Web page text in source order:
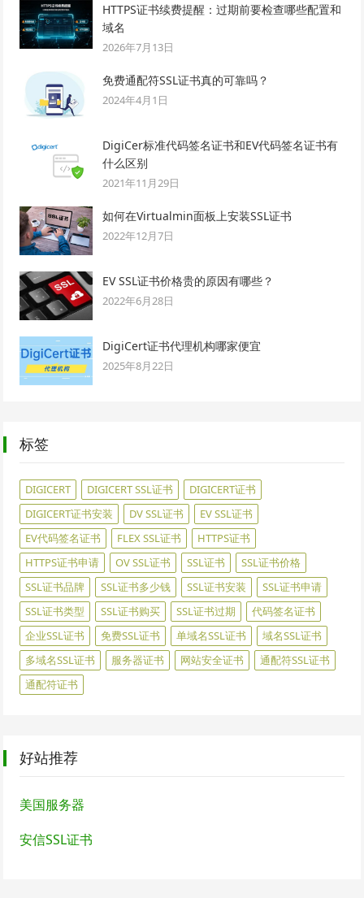
HTTPS证书续费提醒：过期前要检查哪些配置和
域名
2026年7月13日
免费通配符SSL证书真的可靠吗？
2024年4月1日
DigiCer标准代码签名证书和EV代码签名证书有
什么区别
2021年11月29日
如何在Virtualmin面板上安装SSL证书
2022年12月7日
EV SSL证书价格贵的原因有哪些？
2022年6月28日
DigiCert证书代理机构哪家便宜
2025年8月22日
标签
DIGICERT DIGICERT SSL证书
DIGICERT证书
DIGICERT证书安装
DV SSL证书
EV SSL证书
EV代码签名证书
FLEX SSL证书
HTTPS证书
HTTPS证书申请
OV SSL证书 SSL证书
SSL证书价格
SSL证书品牌
SSL证书多少钱 SSL证书安装
SSL证书申请
SSL证书类型
SSL证书购买 SSL证书过期
代码签名证书
企业SSL证书
免费SSL证书 单域名SSL证书
域名SSL证书
多域名SSL证书
服务器证书 网站安全证书
通配符SSL证书
通配符证书
好站推荐
美国服务器
安信SSL证书